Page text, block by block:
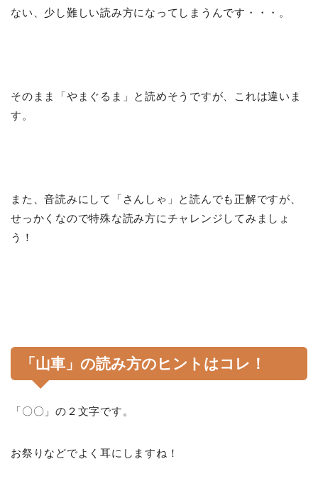
ない、少し難しい読み方になってしまうんです・・・。
そのまま「やまぐるま」と読めそうですが、これは違いま
す。
また、音読みにして「さんしゃ」と読んでも正解ですが、
せっかくなので特殊な読み方にチャレンジしてみましょ
う！
「山車」の読み方のヒントはコレ！
「〇〇」の２文字です。
お祭りなどでよく耳にしますね！